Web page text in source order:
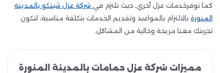
كما نوفرخدمات عزل أخري، حيث نلتزم في شركة عزل شينكو بالمدينة
المنورة بالالتزام بالمواعيد وتقديم الخدمات بتكلفة مناسبة، لتكون
تجربتك معنا مريحة وخالية من المشاكل.
مميزات شركة عزل حمامات بالمدينة المنورة